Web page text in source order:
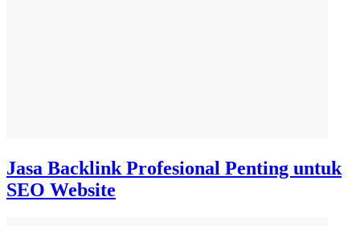
Jasa Backlink Profesional Penting untuk
SEO Website